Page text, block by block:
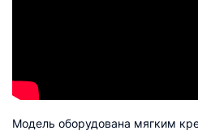
Модель оборудована мягким